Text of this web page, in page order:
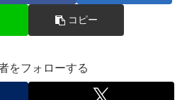
コピー
をフォローする